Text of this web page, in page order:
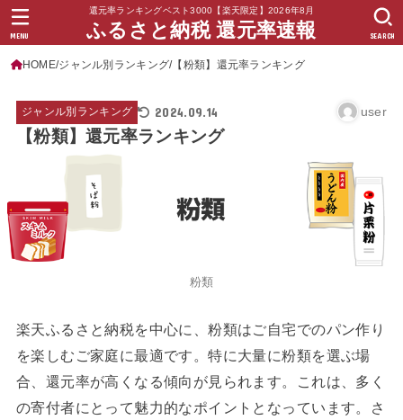
還元率ランキングベスト3000【楽天限定】2026年8月
ふるさと納税 還元率速報 SEARCH
MENU
HOME ジャンル別ランキング 【粉類】還元率ランキング
ジャンル別ランキング 2024.09.14 user
【粉類】還元率ランキング
粉類
楽天ふるさと納税を中心に、粉類はご自宅でのパン作り
を楽しむご家庭に最適です。特に大量に粉類を選ぶ場
合、還元率が高くなる傾向が見られます。これは、多く
の寄付者にとって魅力的なポイントとなっています。さ